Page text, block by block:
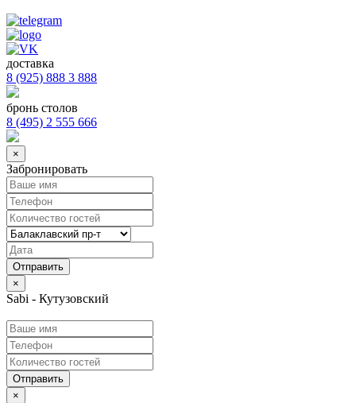
доставка
8 (925) 888 3 888
бронь столов
8 (495) 2 555 666
×
Забронировать
×
Sabi - Кутузовский
Отправить
×